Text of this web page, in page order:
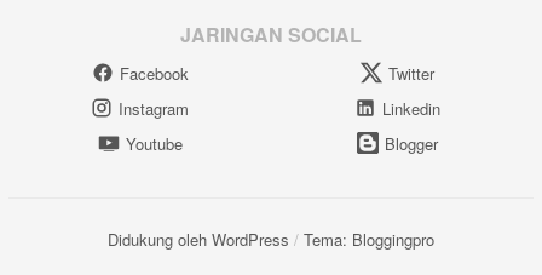
JARINGAN SOCIAL
Facebook
Twitter
Instagram
Linkedin
Youtube
Blogger
Didukung oleh WordPress / Tema: Bloggingpro